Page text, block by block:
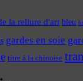
la reliure d'art bleu
gardes en soie
titre à la chinoise